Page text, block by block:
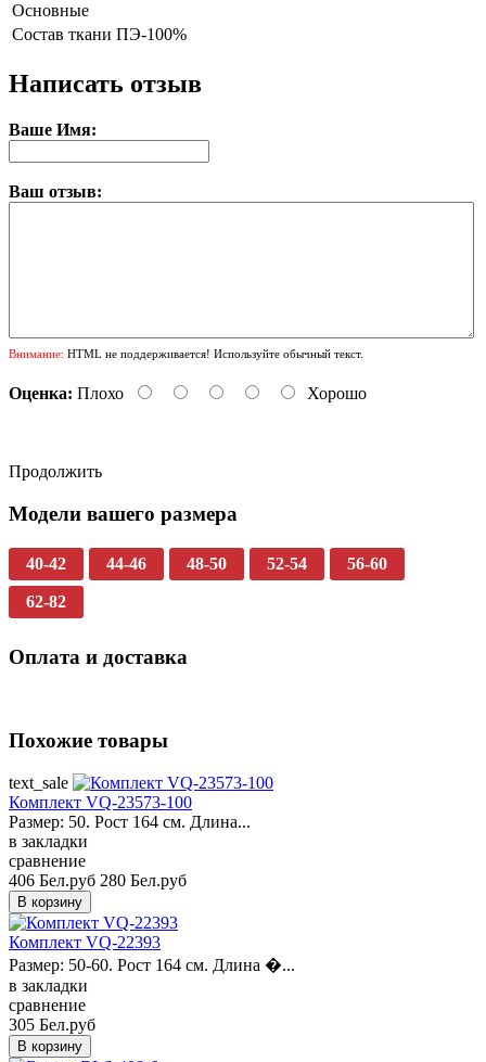
Основные
Состав ткани ПЭ-100%
Написать отзыв
Ваше Имя:
Ваш отзыв:
Внимание: HTML не поддерживается! Используйте обычный текст.
Оценка: Плохо Хорошо
Продолжить
Модели вашего размера
40-42 44-46 48-50 52-54 56-60
62-82
Оплата и доставка
Похожие товары
text_sale
Комплект VQ-23573-100
Размер: 50. Рост 164 см. Длина...
в закладки
сравнение
406 Бел.руб 280 Бел.руб
Комплект VQ-22393
Размер: 50-60. Рост 164 см. Длина �...
в закладки
сравнение
305 Бел.руб